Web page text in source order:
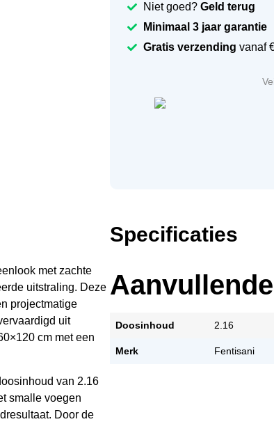
Niet goed? Geld terug
Minimaal 3 jaar garantie
Gratis verzending vanaf
met zachte
uitstraling. Deze
projectmatige
uit
cm met een
van 2.16
smalle voegen
Door de
Specificaties
Doosinhoud 2.16
Merk Fentisani